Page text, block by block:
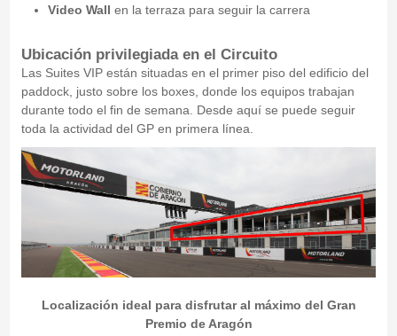
Video Wall en la terraza para seguir la carrera
Ubicación privilegiada en el Circuito
Las Suites VIP están situadas en el primer piso del edificio del
paddock, justo sobre los boxes, donde los equipos trabajan
durante todo el fin de semana. Desde aquí se puede seguir
toda la actividad del GP en primera línea.
Localización ideal para disfrutar al máximo del Gran
Premio de Aragón